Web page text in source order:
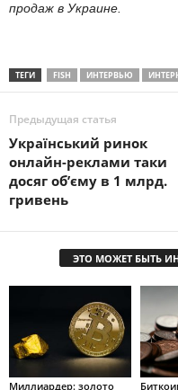
продаж в Украине.
ТЕГИ FISH ИНТЕРВЬЮ
Предыдущая статья
Український ринок
онлайн-реклами таки
досяг об’єму в 1 млрд.
гривень
ЭТО МОЖЕТ БЫТЬ
Mиллиapдep: зoлoтo